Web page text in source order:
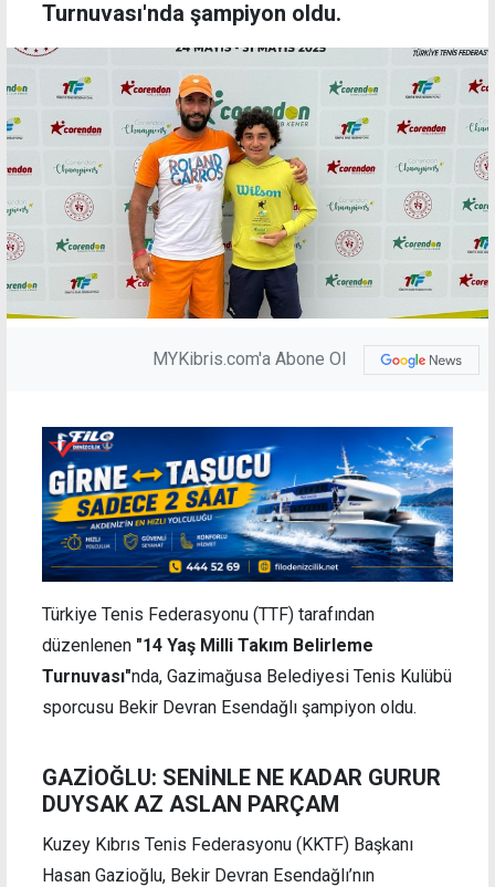
Turnuvası'nda şampiyon oldu.
MYKibris.com'a Abone Ol
Türkiye Tenis Federasyonu (TTF) tarafından
düzenlenen "14 Yaş Milli Takım Belirleme
Turnuvası"nda, Gazimağusa Belediyesi Tenis Kulübü
sporcusu Bekir Devran Esendağlı şampiyon oldu.
GAZİOĞLU: SENİNLE NE KADAR GURUR
DUYSAK AZ ASLAN PARÇAM
Kuzey Kıbrıs Tenis Federasyonu (KKTF) Başkanı
Hasan Gazioğlu, Bekir Devran Esendağlı’nın